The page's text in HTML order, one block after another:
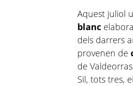
Aquest juliol
blanc
dels darrers
provenen de
de
Sil, tots tres,